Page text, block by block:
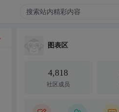
图表区
4,818
社区成员